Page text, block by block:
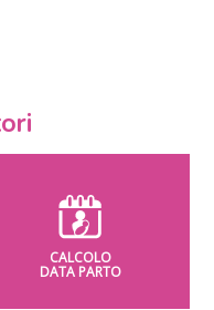
CALCOLO
DATA PARTO